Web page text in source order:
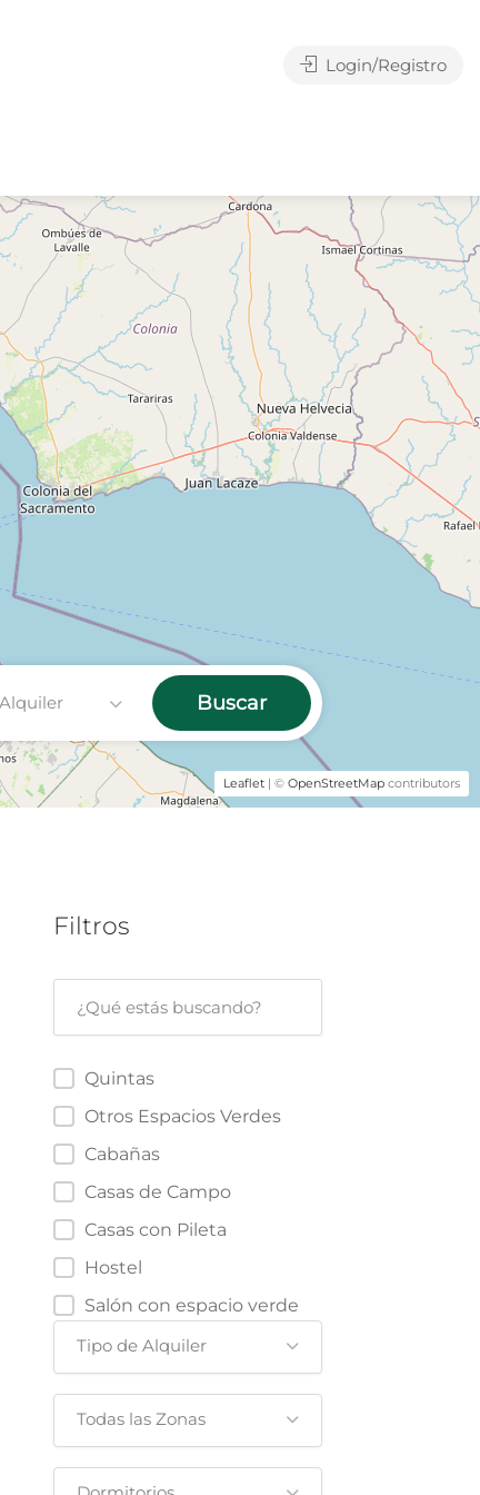
Login/Registro
Leaflet | © OpenStreetMap contributors
Buscar
Filtros
Quintas
Otros Espacios Verdes
Cabañas
Casas de Campo
Casas con Pileta
Hostel
Salón con espacio verde
Tipo de Alquiler
Todas las Zonas